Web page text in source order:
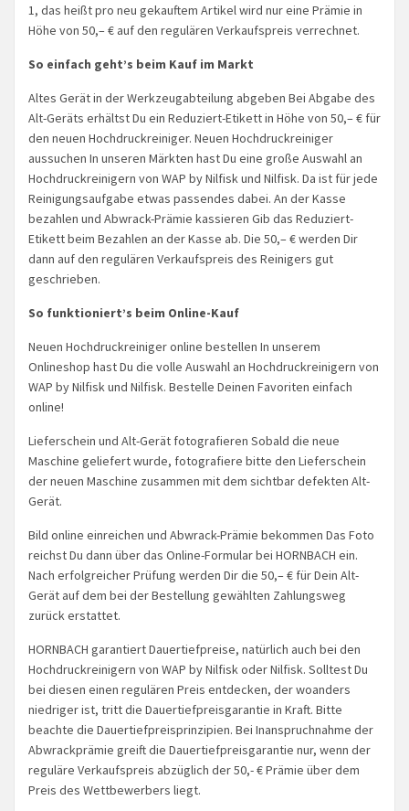
1, das heißt pro neu gekauftem Artikel wird nur eine Prämie in
Höhe von 50,– € auf den regulären Verkaufspreis verrechnet.
So einfach geht’s beim Kauf im Markt
Altes Gerät in der Werkzeugabteilung abgeben Bei Abgabe des
Alt-Geräts erhältst Du ein Reduziert-Etikett in Höhe von 50,– € für
den neuen Hochdruckreiniger. Neuen Hochdruckreiniger
aussuchen In unseren Märkten hast Du eine große Auswahl an
Hochdruckreinigern von WAP by Nilfisk und Nilfisk. Da ist für jede
Reinigungsaufgabe etwas passendes dabei. An der Kasse
bezahlen und Abwrack-Prämie kassieren Gib das Reduziert-
Etikett beim Bezahlen an der Kasse ab. Die 50,– € werden Dir
dann auf den regulären Verkaufspreis des Reinigers gut
geschrieben.
So funktioniert’s beim Online-Kauf
Neuen Hochdruckreiniger online bestellen In unserem
Onlineshop hast Du die volle Auswahl an Hochdruckreinigern von
WAP by Nilfisk und Nilfisk. Bestelle Deinen Favoriten einfach
online!
Lieferschein und Alt-Gerät fotografieren Sobald die neue
Maschine geliefert wurde, fotografiere bitte den Lieferschein
der neuen Maschine zusammen mit dem sichtbar defekten Alt-
Gerät.
Bild online einreichen und Abwrack-Prämie bekommen Das Foto
reichst Du dann über das Online-Formular bei HORNBACH ein.
Nach erfolgreicher Prüfung werden Dir die 50,– € für Dein Alt-
Gerät auf dem bei der Bestellung gewählten Zahlungsweg
zurück erstattet.
HORNBACH garantiert Dauertiefpreise, natürlich auch bei den
Hochdruckreinigern von WAP by Nilfisk oder Nilfisk. Solltest Du
bei diesen einen regulären Preis entdecken, der woanders
niedriger ist, tritt die Dauertiefpreisgarantie in Kraft. Bitte
beachte die Dauertiefpreisprinzipien. Bei Inanspruchnahme der
Abwrackprämie greift die Dauertiefpreisgarantie nur, wenn der
reguläre Verkaufspreis abzüglich der 50,- € Prämie über dem
Preis des Wettbewerbers liegt.